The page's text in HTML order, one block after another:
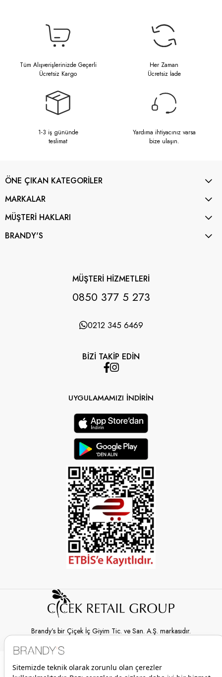
Tüm Alışverişlerinizde Geçerli
Ücretsiz Kargo
Her Zaman
Ücretsiz İade
1-3 iş gününde
teslimat
Yardıma ihtiyacınız varsa
bize ulaşın.
ÖNE ÇIKAN KATEGORİLER
MARKALAR
MÜŞTERİ HAKLARI
BRANDY'S
MÜŞTERİ HİZMETLERİ
0850 377 5 273
0212 345 6469
BİZİ TAKİP EDİN
UYGULAMAMIZI İNDİRİN
Brandy’s bir Çiçek İç Giyim Tic. ve San. A.Ş. markasıdır.
© 2026 Brandy’s | Her hakkı saklıdır.